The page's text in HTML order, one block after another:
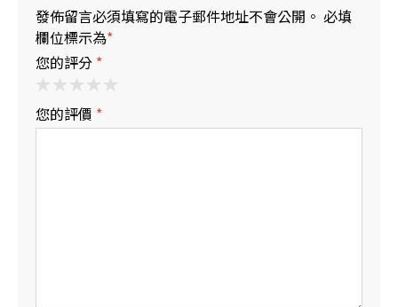
發佈留言必須填寫的電子郵件地址不會公開。 必填
欄位標示為*
您的評分 *
您的評價 *